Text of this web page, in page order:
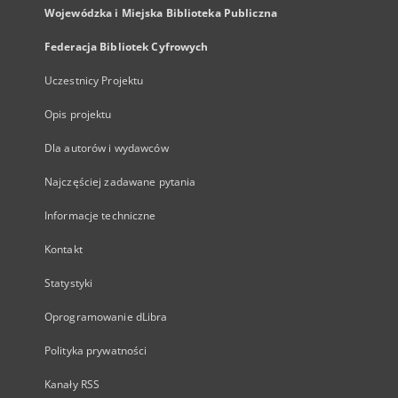
Wojewódzka i Miejska Biblioteka Publiczna
Federacja Bibliotek Cyfrowych
Uczestnicy Projektu
Opis projektu
Dla autorów i wydawców
Najczęściej zadawane pytania
Informacje techniczne
Kontakt
Statystyki
Oprogramowanie dLibra
Polityka prywatności
Kanały RSS